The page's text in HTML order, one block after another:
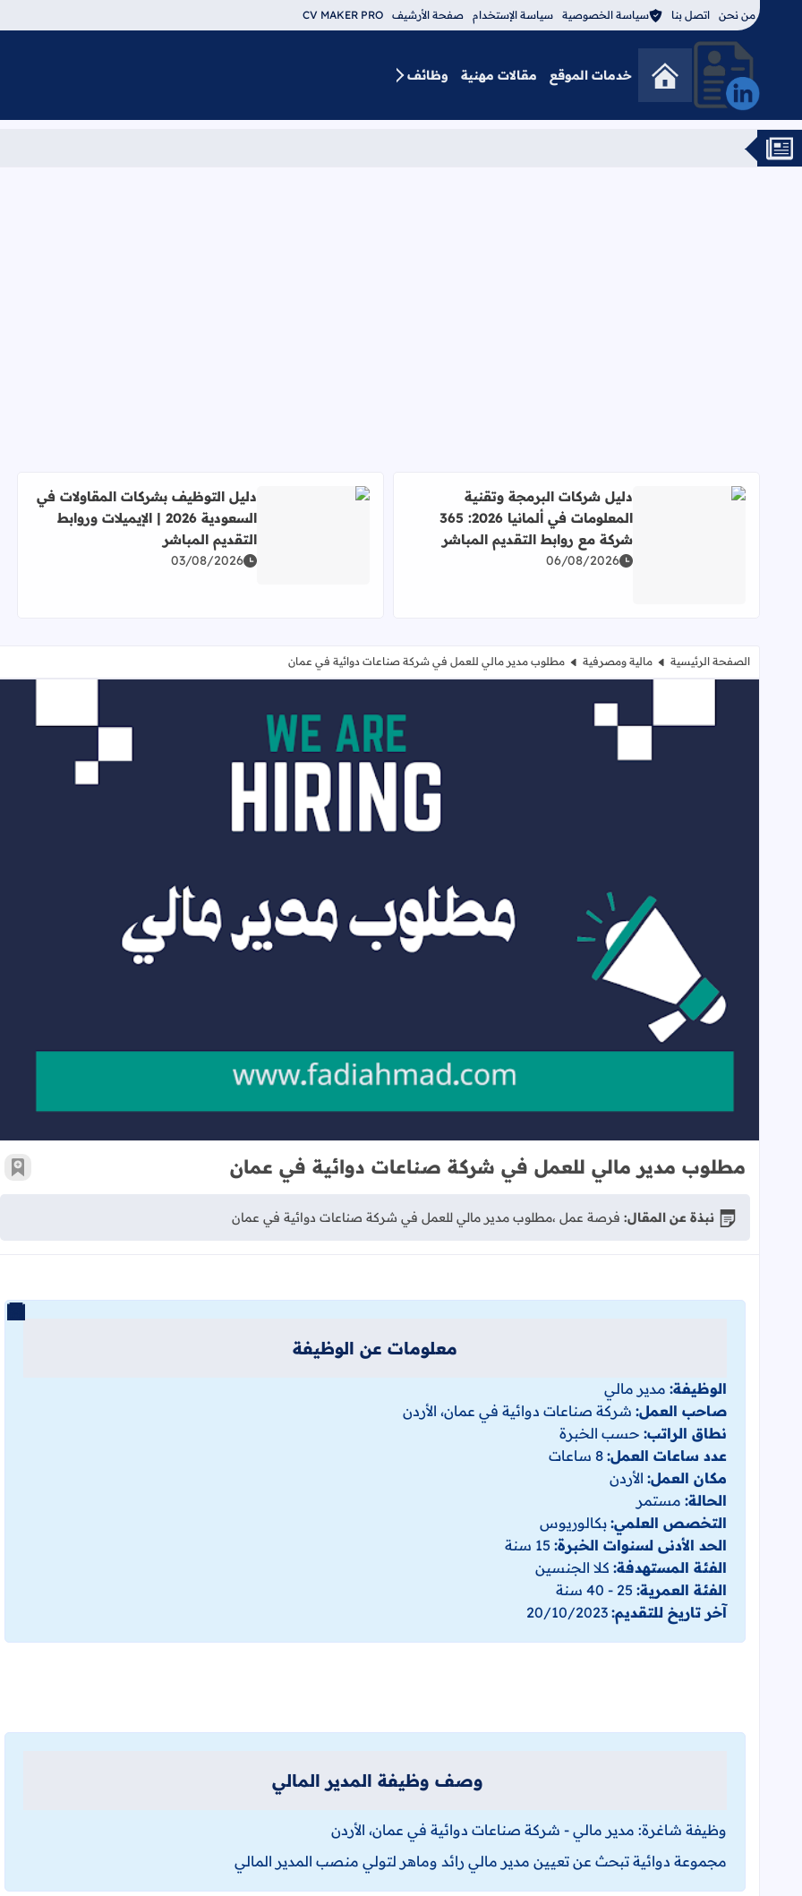
من نحن اتصل بنا سياسة الخصوصية سياسة الإستخدام صفحة الأرشيف CV MAKER PRO
منصة فادي أحمد المهنية
خدمات الموقع مقالات مهنية وظائف
اقرأ المزيد عن دليل شركات البرمجة وتقنية المعلومات في ألمانيا 2026: 365 شركة مع روابط التقديم المباشر
دليل شركات البرمجة وتقنية
المعلومات في ألمانيا 2026: 365
شركة مع روابط التقديم المباشر
06/08/2026
اقرأ المزيد عن دليل التوظيف بشركات المقاولات في السعودية 2026 | الإيميلات وروابط التقديم
دليل التوظيف بشركات المقاولات في
السعودية 2026 | الإيميلات وروابط
التقديم المباشر
03/08/2026
الصفحة الرئيسية مالية ومصرفية مطلوب مدير مالي للعمل في شركة صناعات دوائية في عمان
مطلوب مدير مالي للعمل في شركة صناعات دوائية في عمان
مطلوب مدير مالي للعمل في شركة صناعات دوائية في عمان
نبذة عن المقال: فرصة عمل ،مطلوب مدير مالي للعمل في شركة صناعات دوائية في عمان
معلومات عن الوظيفة
الوظيفة: مدير مالي
صاحب العمل: شركة صناعات دوائية في عمان، الأردن
نطاق الراتب: حسب الخبرة
عدد ساعات العمل:
مكان العمل: الأردن
الحالة: مستمر
التخصص العلمي: بكالوريوس
الحد الأدنى لسنوات الخبرة:
الفئة المستهدفة: كلا الجنسين
الفئة العمرية:
آخر تاريخ للتقديم:
وصف وظيفة المدير المالي
وظيفة شاغرة: مدير مالي - شركة صناعات دوائية في عمان، الأردن
مجموعة دوائية تبحث عن تعيين مدير مالي رائد وماهر لتولي منصب المدير المالي